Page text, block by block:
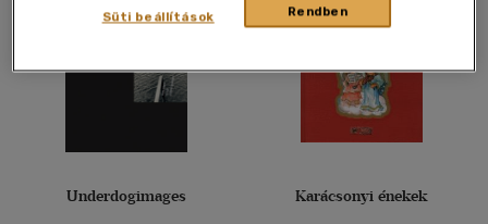
Alkalmaz
Underdogimages Karácsonyi énekek
Rendben
Süti beállítások